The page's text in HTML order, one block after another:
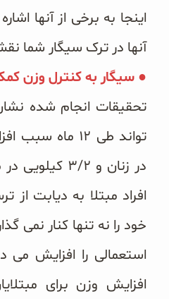
اینجا به برخی از آنها
آنها در ترک سیگار شما
● سیگار به کنترل وزن
تحقیقات انجام شده
در زنان و ۳/۲
افراد مبتلا به دیابت
خود را نه تنها کنار نمی
استعمالی را افزایش
افزایش وزن برای